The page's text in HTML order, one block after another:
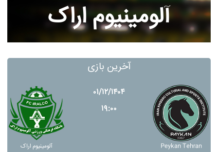
آلومينيوم اراک
آخرین بازی
آلومينيوم اراک
۰۱/۱۲/۱۴۰۴
۱۹:۰۰
Peykan Tehran